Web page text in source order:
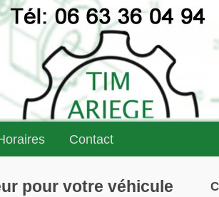
Contact
pour votre véhicule